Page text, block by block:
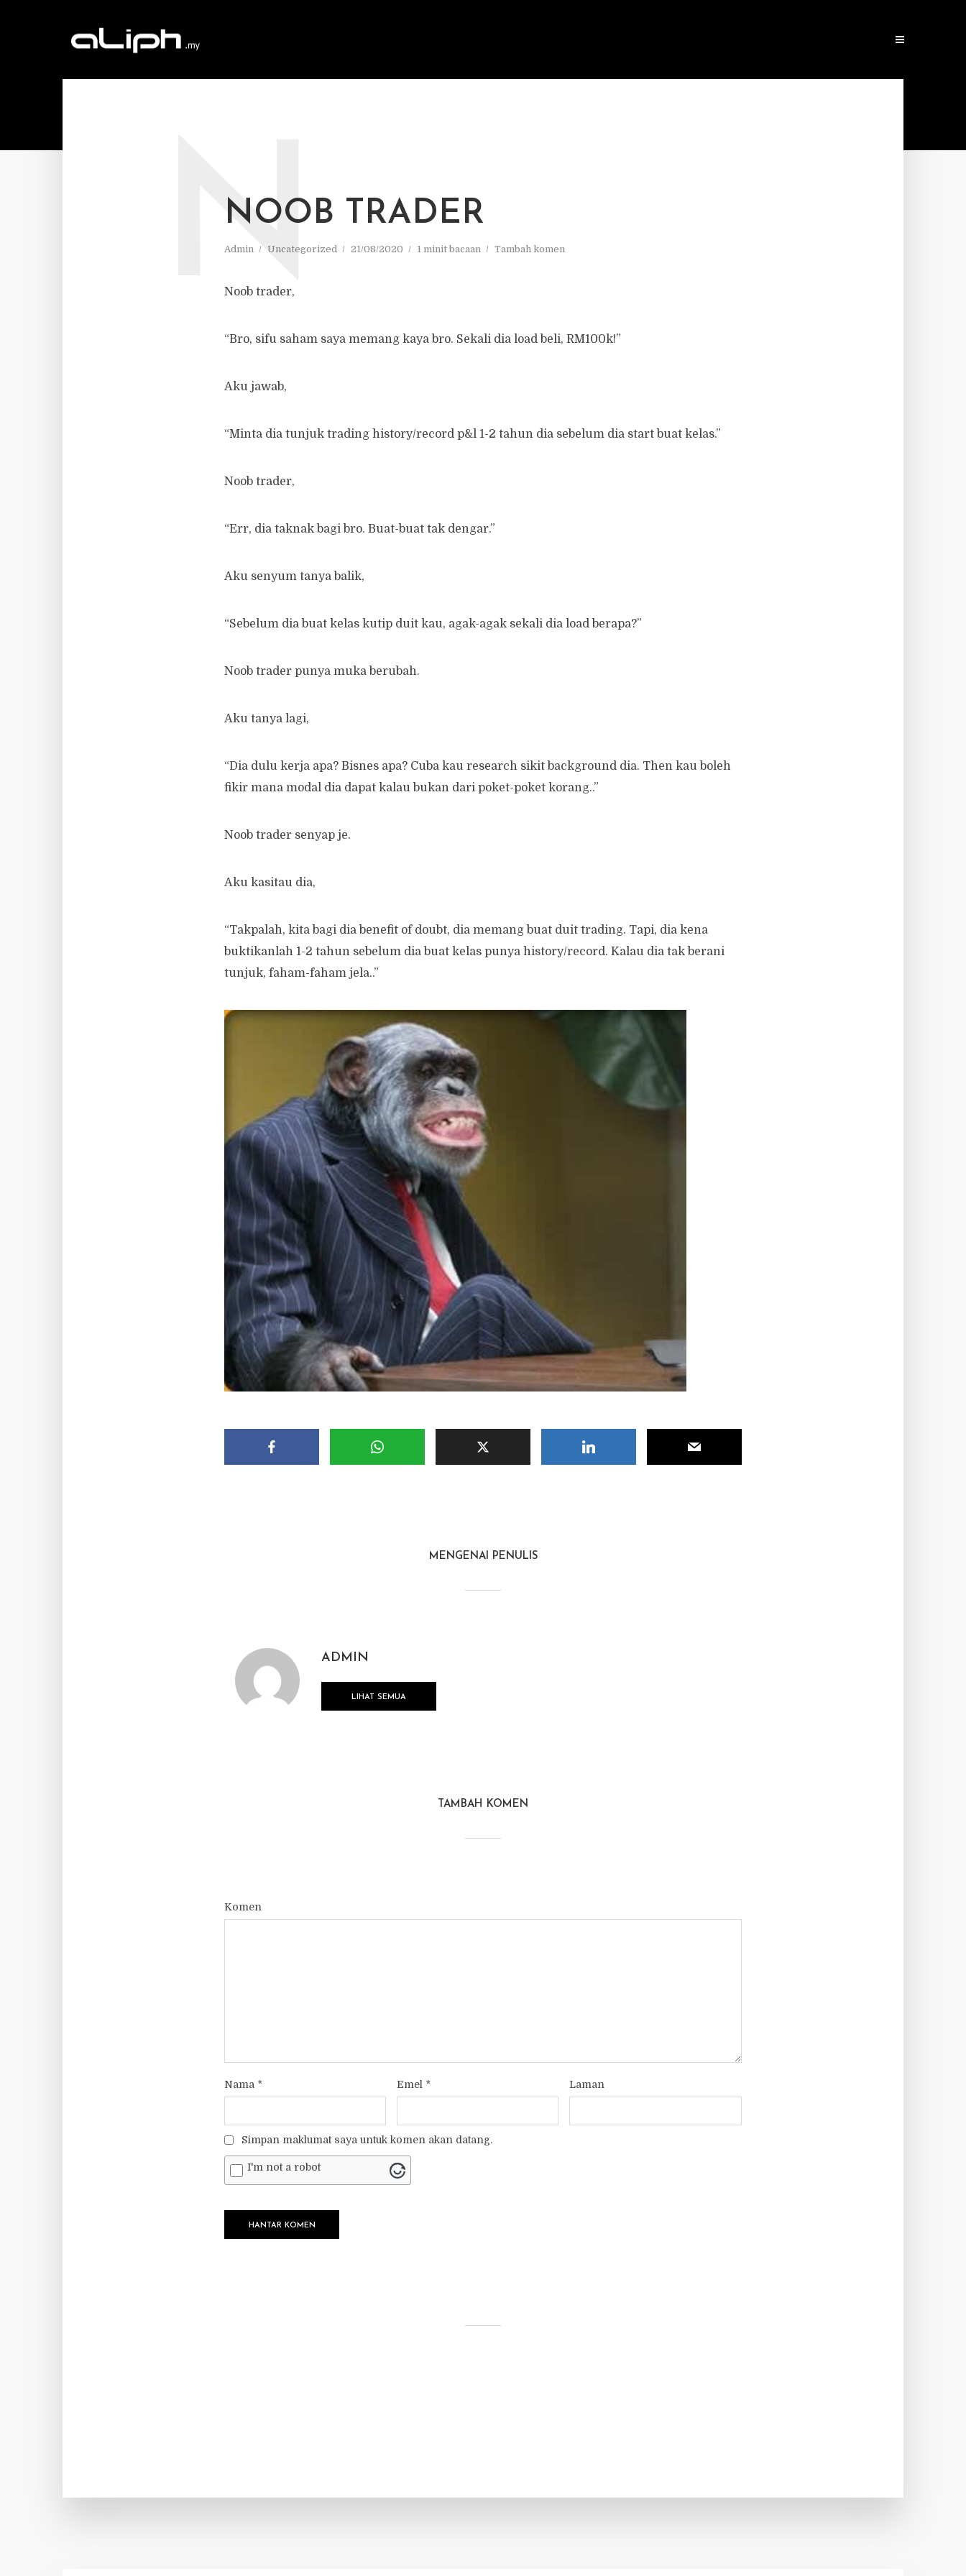
NOOB TRADER
Admin Uncategorized 21/08/2020 1 minit bacaan Tambah komen
N
Noob trader,
“Bro, sifu saham saya memang kaya bro. Sekali dia load beli, RM100k!”
Aku jawab,
“Minta dia tunjuk trading history/record p&l 1-2 tahun dia sebelum dia start buat kelas.”
Noob trader,
“Err, dia taknak bagi bro. Buat-buat tak dengar.”
Aku senyum tanya balik,
“Sebelum dia buat kelas kutip duit kau, agak-agak sekali dia load berapa?”
Noob trader punya muka berubah.
Aku tanya lagi,
“Dia dulu kerja apa? Bisnes apa? Cuba kau research sikit background dia. Then kau boleh
fikir mana modal dia dapat kalau bukan dari poket-poket korang..”
Noob trader senyap je.
Aku kasitau dia,
“Takpalah, kita bagi dia benefit of doubt, dia memang buat duit trading. Tapi, dia kena
buktikanlah 1-2 tahun sebelum dia buat kelas punya history/record. Kalau dia tak berani
tunjuk, faham-faham jela..”
MENGENAI PENULIS
ADMIN
LIHAT SEMUA
TAMBAH KOMEN
Komen
Nama * Emel * Laman
Simpan maklumat saya untuk komen akan datang.
I'm not a robot